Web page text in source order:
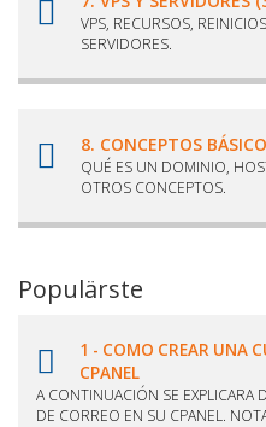
VPS, RECURSOS,
SERVIDORES.
8. CONCEPTOS
QUÉ ES UN DOMINIO,
OTROS CONCEPTOS.
Populärste
1 - COMO CREAR UNA
CPANEL
A CONTINUACIÓN SE EXPLICARA
DE CORREO EN SU CPANEL.